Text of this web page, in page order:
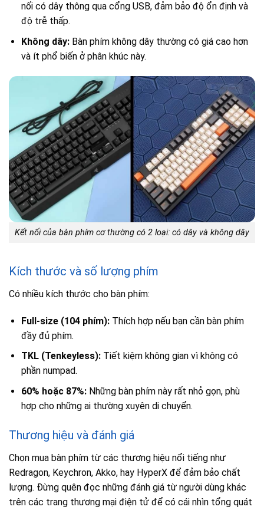
nối có dây thông qua cổng USB, đảm bảo độ ổn định và
độ trễ thấp.
Không dây:Bàn phím không dây thường có giá cao hơn
và ít phổ biến ở phân khúc này.
Kết nối của bàn phím cơ thường có 2 loại: có dây và không dây
Kích thước và số lượng phím
Có nhiều kích thước cho bàn phím:
Full-size (104 phím):Thích hợp nếu bạn cần bàn phím
đầy đủ phím.
TKL (Tenkeyless):Tiết kiệm không gian vì không có
phần numpad.
60% hoặc 87%:Những bàn phím này rất nhỏ gọn, phù
hợp cho những ai thường xuyên di chuyển.
Thương hiệu và đánh giá
Chọn mua bàn phím từ các thương hiệu nổi tiếng như
Redragon, Keychron, Akko, hay HyperX để đảm bảo chất
lượng. Đừng quên đọc những đánh giá từ người dùng khác
trên các trang thương mại điện tử để có cái nhìn tổng quát